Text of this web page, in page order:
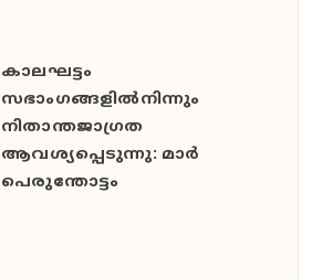
കാലഘട്ടം
സഭാംഗങ്ങളിൽനിന്നും
നിതാന്തജാഗ്രത
ആവശ്യപ്പെടുന്നു: മാർ
പെരുന്തോട്ടം